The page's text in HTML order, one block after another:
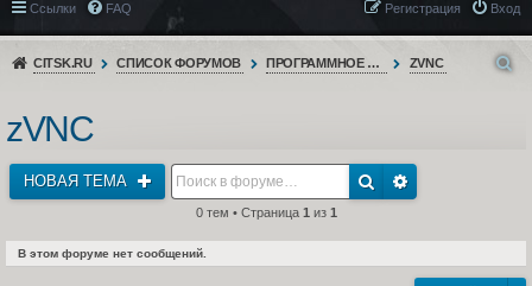
Ссылки FAQ Вход
Регистрация
CITSK.RU СПИСОК ФОРУМОВ ПРОГРАММНОЕ ОБЕСПЕЧЕНИЕ ZVNC
zVNC
НОВАЯ ТЕМА
0 тем • Страница 1 из 1
В этом форуме нет сообщений.